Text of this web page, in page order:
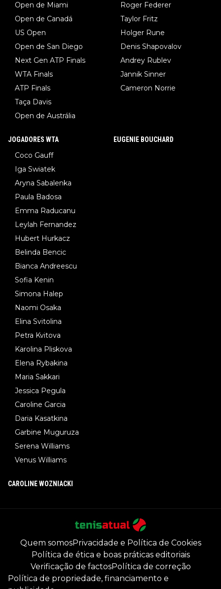
Open de Miami
Open de Canadá
US Open
Open de San Diego
Next Gen ATP Finals
WTA Finals
ATP Finals
Taça Davis
Open de Austrália
Roger Federer
Taylor Fritz
Holger Rune
Denis Shapovalov
Andrey Rublev
Jannik Sinner
Cameron Norrie
JOGADORES WTA
Coco Gauff
Iga Swiatek
Aryna Sabalenka
Paula Badosa
Emma Raducanu
Leylah Fernandez
Hubert Hurkacz
Belinda Bencic
Bianca Andreescu
Sofia Kenin
Simona Halep
Naomi Osaka
Elina Svitolina
Petra Kvitova
Karolina Pliskova
Elena Rybakina
Maria Sakkari
Jessica Pegula
Caroline Garcia
Daria Kasatkina
Garbine Muguruza
Serena Williams
Venus Williams
EUGENIE BOUCHARD
CAROLINE WOZNIACKI
Quem somosPrivacidade e Política de Cookies
Política de ética e boas práticas editoriais
Verificação de factosPolítica de correção
Política de propriedade, financiamento e